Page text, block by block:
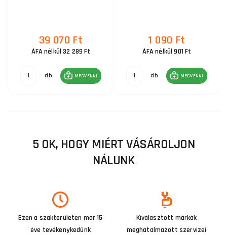
39 070 Ft
ÁFA nélkül 32 289 Ft
db MEGVENNI
1 090 Ft
ÁFA nélkül 901 Ft
db MEGVENNI
5 OK, HOGY MIÉRT VÁSÁROLJON
NÁLUNK
Ezen a szakterületen már 15
éve tevékenykedünk
Kiválasztott márkák
meghatalmazott szervizei